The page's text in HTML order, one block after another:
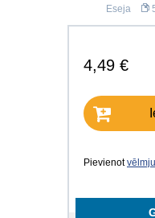
Eseja
4,49 €
Pievienot